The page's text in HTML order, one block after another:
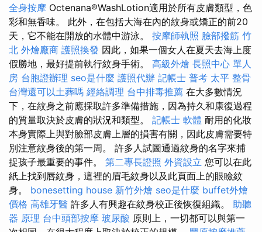
全身按摩 Octenana®WashLotion適用於所有皮膚類型，色
彩和無香味。 此外，在包括大海在內的紋身或矯正的前20​​
天，它不能在開放的水體中游泳。 按摩師執照 臉部撥筋 竹
北 外燴廠商 護照換發 因此，如果一個女人在夏天去海上度
假勝地，最好提前執行紋身手術。 高級外燴 長照中心 單人
房 台胞證辦理 seo是什麼 護照代辦 記帳士 普考 太平 整骨
台灣還可以土葬嗎 經絡調理 台中排毒推薦 在大多數情況
下，在紋身之前應採取許多準備措施，因為持久和康復過程
的質量取決於皮膚的狀況和類型。 記帳士 軟體 耐用的化妝
本身實際上與對臉部皮膚上層的損害有關，因此皮膚需要特
別注意紋身後的第一周。 許多人試圖通過紋身的名字來捕
捉孩子最重要的事件。 第二專長證照 外資設立 您可以在此
紙上找到唇紋身，這裡的眉毛紋身以及此頁面上的眼瞼紋
身。 bonesetting house 新竹外燴 seo是什麼 buffet外燴
價格 高雄牙醫 許多人有興趣在紋身校正後恢復組織。 助聽
器 原理 台中頭部按摩 玻尿酸 原則上，一切都可以與第一